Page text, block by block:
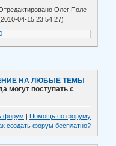
Олег Поле
04-15 23:54:27)
НА ЛЮБЫЕ ТЕМЫ
могут поступать с
форум | Помощь по форуму